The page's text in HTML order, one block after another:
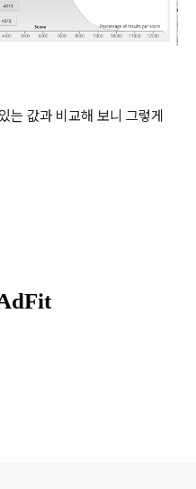
는 값과 비교해 보니 그렇게